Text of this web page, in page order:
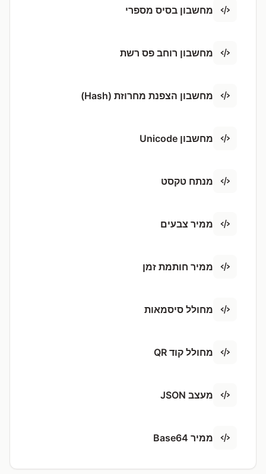
מחשבון בסיס מספרי
מחשבון רוחב פס רשת
מחשבון הצפנת מחרוזת (Hash)
מחשבון Unicode
מנתח טקסט
ממיר צבעים
ממיר חותמת זמן
מחולל סיסמאות
מחולל קוד QR
מעצב JSON
ממיר Base64